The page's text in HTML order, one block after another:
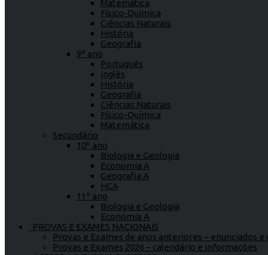
Matemática
Físico-Química
Ciências Naturais
História
Geografia
9º ano
Português
Inglês
História
Geografia
Ciências Naturais
Físico-Química
Matemática
Secundário
10º ano
Biologia e Geologia
Economia A
Geografia A
HCA
11º ano
Biologia e Geologia
Economia A
PROVAS E EXAMES NACIONAIS
Provas e Exames de anos anteriores – enunciados
Provas e Exames 2026 – calendário e informações